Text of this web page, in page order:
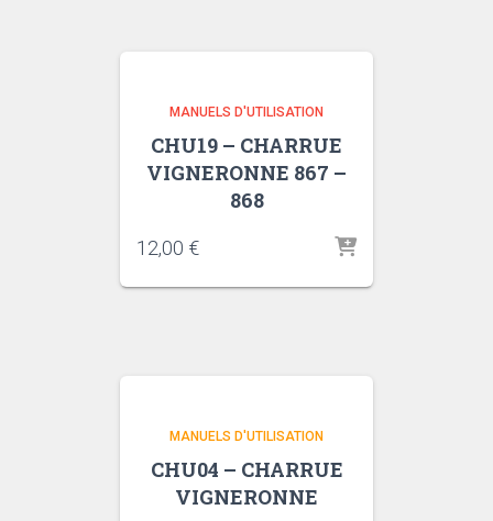
MANUELS D'UTILISATION
CHU19 – CHARRUE
VIGNERONNE 867 –
868
12,00 €
MANUELS D'UTILISATION
CHU04 – CHARRUE
VIGNERONNE